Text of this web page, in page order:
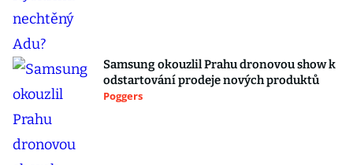
Samsung okouzlil Prahu dronovou show k
odstartování prodeje nových produktů
Poggers